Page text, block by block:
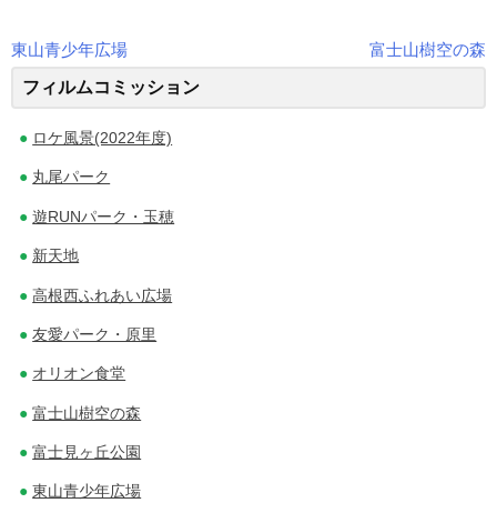
投
稿
ョ
ン
東山青少年広場
富士山樹空の森
フィルムコミッション
ロケ風景(2022年度)
丸尾パーク
遊RUNパーク・玉穂
新天地
高根西ふれあい広場
友愛パーク・原里
オリオン食堂
富士山樹空の森
富士見ヶ丘公園
東山青少年広場